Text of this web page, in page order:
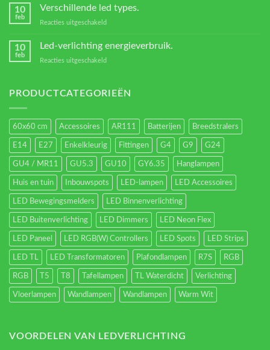
Transformators?
10
feb
Verschillende led types.
Reacties uitgeschakeld
10
feb
Led-verlichting energieverbruik.
Reacties uitgeschakeld
energieverbruik.
PRODUCTCATEGORIEËN
60x60 cm Accessoires AR111 Batterijen Breedstralers
E14 E27 Enkelkleurig Fittingen G4 G9 G24
GU4 / MR11 GU5.3 GU10 GY6.35 Hanglampen
Huis en tuin Inbouwspots LED-lampen LED Accessoires
LED Bewegingsmelders LED Binnenverlichting
LED Buitenverlichting LED Dimmers LED Neon Flex
LED Paneel LED RGB(W) Controllers LED Spots LED Strips
LED TL LED Transformatoren Plafondlampen R7S RGB
RGB T5 T8 Tafellampen TL Waterdicht Verlichting
Vloerlampen Wandlampen Wandlampen Warm Wit
VOORDELEN VAN LEDVERLICHTING